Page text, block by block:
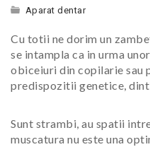
Aparat dentar
Cu totii ne dorim un
se intampla ca in urma
obiceiuri din copilarie sau
predispozitii genetice,
Sunt strambi, au spatii
muscatura nu este una